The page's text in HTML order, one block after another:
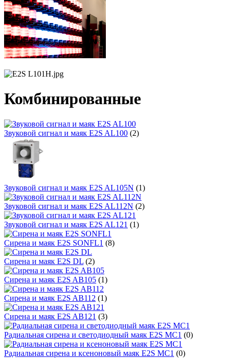
Комбинированные
Звуковой сигнал и маяк E2S AL100 (2)
Звуковой сигнал и маяк E2S AL105N (1)
Звуковой сигнал и маяк E2S AL112N (2)
Звуковой сигнал и маяк E2S AL121 (1)
Сирена и маяк E2S SONFL1 (8)
Сирена и маяк E2S DL (2)
Сирена и маяк E2S AB105 (1)
Сирена и маяк E2S AB112 (1)
Сирена и маяк E2S AB121 (3)
Радиальная сирена и cветодиодный маяк E2S MC1 (0)
Радиальная сирена и ксеноновый маяк E2S MC1 (0)